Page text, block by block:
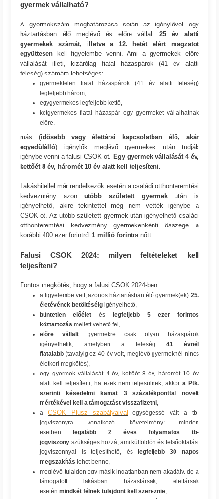
gyermek vállalható?
A gyermekszám meghatározása során az igénylővel egy
háztartásban élő meglévő és előre vállalt
25 év alatti
gyermekek számát, illetve a 12. hetét elért magzatot
együttesen
kell figyelembe venni. Ami a gyermekek előre
vállalását illeti, kizárólag fiatal házaspárok (41 év alatti
feleség) számára lehetséges:
gyermektelen fiatal házaspárok (41 év alatti feleség)
legfeljebb három,
egygyermekes legfeljebb kettő,
kétgyermekes fiatal házaspár egy gyermeket vállalhatnak
előre,
más (idősebb vagy élettársi kapcsolatban élő, akár
egyedülálló) igénylők meglévő gyermekek után tudják
igénybe venni a falusi CSOK-ot. Egy gyermek vállalását 4 év,
kettőét 8 év, háromét 10 év alatt kell teljesíteni.
Lakáshitellel már rendelkezők esetén a családi otthonteremtési
kedvezmény azon
utóbb született gyermek
után is
igényelhető, akire tekintettel még nem vették igénybe a
CSOK-ot. Az utóbb született gyermek után igényelhető családi
otthonteremtési kedvezmény gyermekenkénti összege a
korábbi 400 ezer forintról 1 millió forintra nőtt.
Falusi CSOK 2024: milyen feltételeket kell
teljesíteni?
Fontos megkötés, hogy a falusi CSOK 2024-ben
a figyelembe vett, azonos háztartásban élő gyermek(ek) 25.
életévének betöltéséig igényelhető,
büntetlen előélet
és
legfeljebb 5 ezer forintos
köztartozás mellett vehető fel,
előre vállalt
gyermekre csak olyan házaspárok
igényelhetik, amelyben a feleség
41 évnél
fiatalabb (tavalyig ez 40 év volt, meglévő gyermeknél nincs
életkori megkötés),
egy gyermek vállalását 4 év, kettőét 8 év, háromét 10 év
alatt kell teljesíteni, ha ezek nem teljesülnek, akkor a Ptk.
szerinti késedelmi kamat 3 százalékponttal növelt
mértékével kell a támogatást visszafizetni,
a
CSOK Plusz szabályaival
egységessé vált a tb-
jogviszonyra vonatkozó követelmény: minden
esetben
legalább 2 éves folyamatos tb-
jogviszony szükséges hozzá, ami külföldön és felsőoktatási
jogviszonnyal is teljesíthető, és
legfeljebb 30 napos
megszakítás lehet benne,
meglévő tulajdon egy másik ingatlanban nem akadály, de a
támogatott lakásban házastársak, élettársak
esetén mindkét félnek tulajdont kell szereznie,